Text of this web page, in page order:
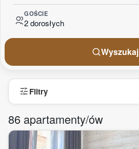
GOŚCIE
2 dorosłych
Wyszukaj
tuneFiltry
86 apartamenty/ów